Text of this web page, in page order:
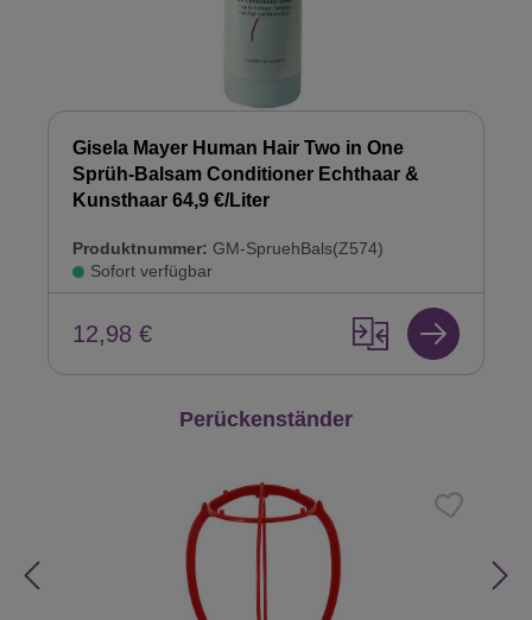
Gisela Mayer Human Hair Two in One
Sprüh-Balsam Conditioner Echthaar &
Kunsthaar 64,9 €/Liter
Produktnummer: GM-SpruehBals(Z574)
Sofort verfügbar
12,98 €
Produktgalerie überspringen
Perückenständer